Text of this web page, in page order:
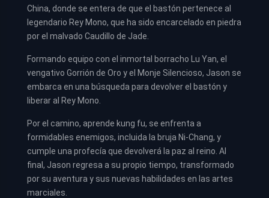
China, donde se entera de que el bastón pertenece al
legendario Rey Mono, que ha sido encarcelado en piedra
por el malvado Caudillo de Jade.
Formando equipo con el inmortal borracho Lu Yan, el
vengativo Gorrión de Oro y el Monje Silencioso, Jason se
embarca en una búsqueda para devolver el bastón y
liberar al Rey Mono.
Por el camino, aprende kung fu, se enfrenta a
formidables enemigos, incluida la bruja Ni-Chang, y
cumple una profecía que devolverá la paz al reino. Al
final, Jason regresa a su propio tiempo, transformado
por su aventura y sus nuevas habilidades en las artes
marciales.